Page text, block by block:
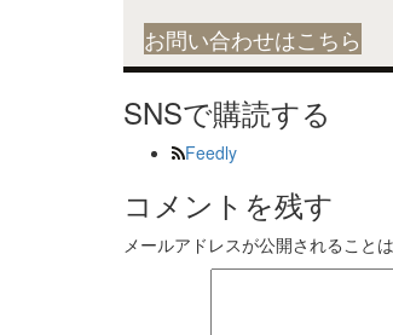
お問い合わせはこちら
SNSで購読する
Feedly
コメントを残す
メールアドレスが公開されること